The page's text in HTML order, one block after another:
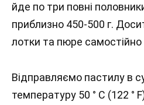
йде по три повні
приблизно 450-500 г.
лотки та пюре самостійно
Відправляємо пастилу в
температуру 50 ° C (122 °